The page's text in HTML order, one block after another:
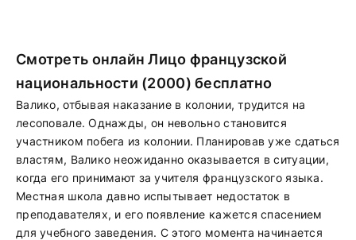
Смотреть онлайн Лицо французской
национальности (2000) бесплатно
Валико, отбывая наказание в колонии, трудится на
лесоповале. Однажды, он невольно становится
участником побега из колонии. Планировав уже сдаться
властям, Валико неожиданно оказывается в ситуации,
когда его принимают за учителя французского языка.
Местная школа давно испытывает недостаток в
преподавателях, и его появление кажется спасением
для учебного заведения. С этого момента начинается